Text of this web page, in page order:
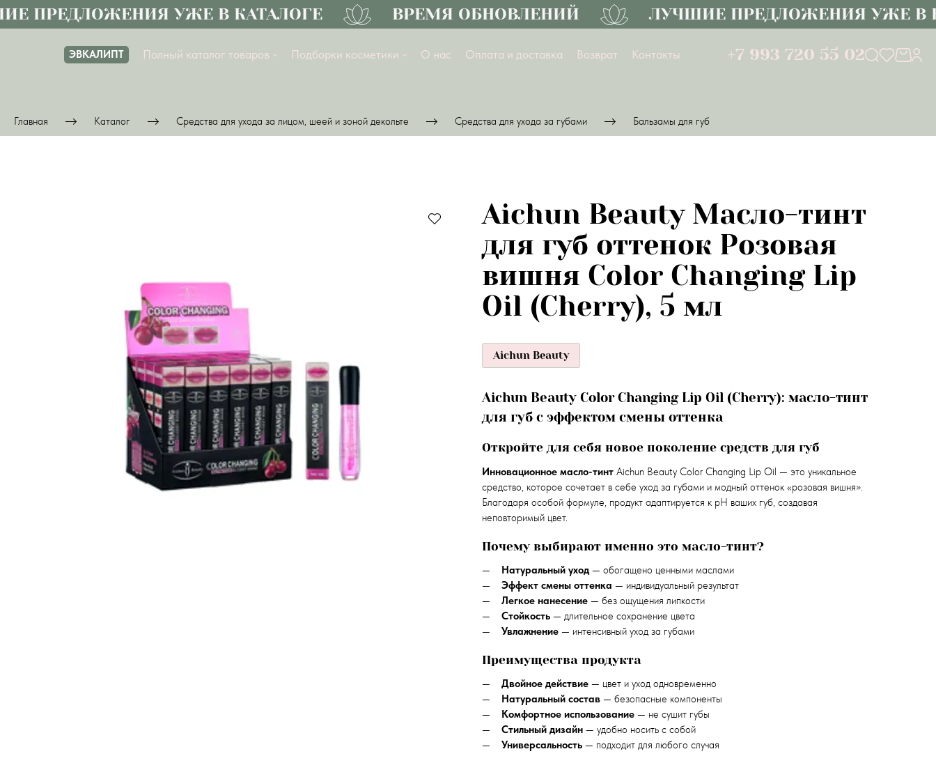
УЖЕ В КАТАЛОГЕ ВРЕМЯ ОБНОВЛЕНИЙ ЛУЧШИЕ ПРЕДЛОЖЕНИЯ УЖЕ В
ЭВКАЛИПТ Полный каталог товаров Подборки косметики О нас Оплата и доставка Возврат Контакты +7 993 720 55 02
Главная Каталог Средства для ухода за лицом, шеей и зоной декольте Средства для ухода за губами Бальзамы для губ
Aichun Beauty Масло-тинт
для губ оттенок Розовая
вишня Color Changing Lip
Oil (Cherry), 5 мл
Aichun Beauty
Aichun Beauty Color Changing Lip Oil (Cherry): масло-тинт
для губ с эффектом смены оттенка
Откройте для себя новое поколение средств для губ
Инновационное масло-тинт Aichun Beauty Color Changing Lip Oil — это уникальное
средство, которое сочетает в себе уход за губами и модный оттенок «розовая вишня».
Благодаря особой формуле, продукт адаптируется к pH ваших губ, создавая
неповторимый цвет.
Почему выбирают именно это масло-тинт?
Натуральный уход— обогащено ценными маслами
Эффект смены оттенка — индивидуальный результат
Легкое нанесение— без ощущения липкости
Стойкость— длительное сохранение цвета
Увлажнение— интенсивный уход за губами
Преимущества продукта
Двойное действие— цвет и уход одновременно
Натуральный состав— безопасные компоненты
Комфортное использование— не сушит губы
Стильный дизайн— удобно носить с собой
Универсальность— подходит для любого случая